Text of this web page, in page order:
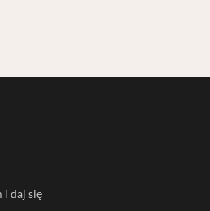
i daj się